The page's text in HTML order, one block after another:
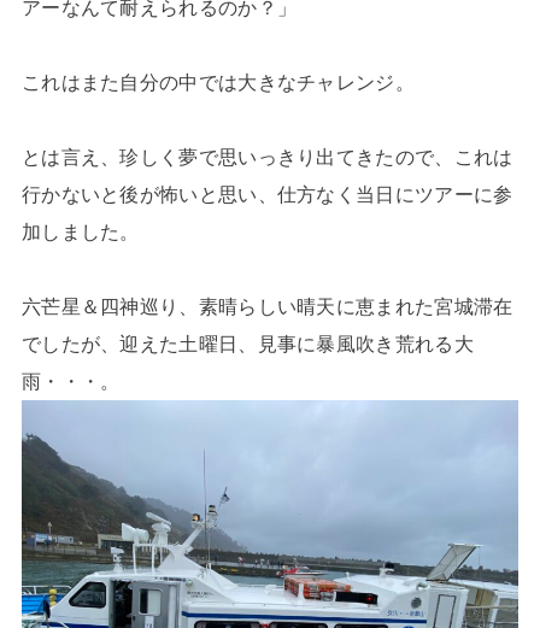
アーなんて耐えられるのか？」
これはまた自分の中では大きなチャレンジ。
とは言え、珍しく夢で思いっきり出てきたので、これは
行かないと後が怖いと思い、仕方なく当日にツアーに参
加しました。
六芒星＆四神巡り、素晴らしい晴天に恵まれた宮城滞在
でしたが、迎えた土曜日、見事に暴風吹き荒れる大
雨・・・。